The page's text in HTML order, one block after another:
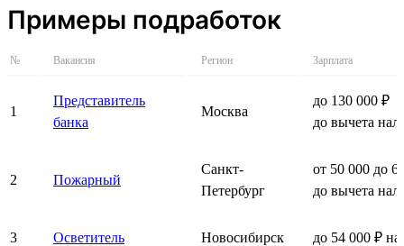
Примеры подработок
№ Вакансия Регион Зарплата
1
Представитель
банка
Москва
до 130 000 ₽
до вычета
2 Пожарный
Санкт-
Петербург
от 50 000 до
до вычета
3 Осветитель Новосибирск до 54 000 ₽